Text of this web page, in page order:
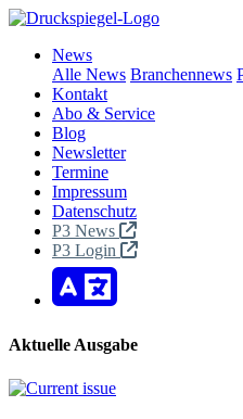
News
Alle News Branchennews
Kontakt
Abo & Service
Blog
Newsletter
Termine
Impressum
Datenschutz
P3 News
P3 Login
Aktuelle Ausgabe